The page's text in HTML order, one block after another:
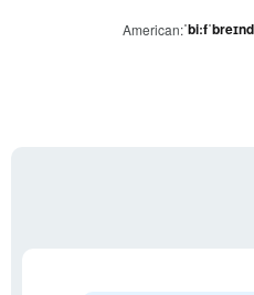
American:ˈbiːfˈbreɪnd